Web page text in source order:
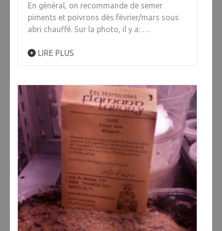
En général, on recommande de semer
piments et poivrons dès février/mars sous
abri chauffé. Sur la photo, il y a: …
LIRE PLUS